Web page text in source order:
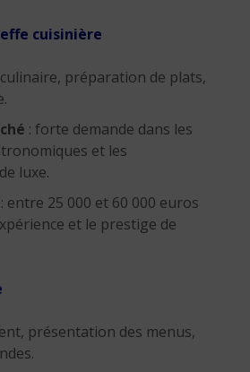
cuisinière
préparation de plats,
: forte demande dans les
et les
luxe.
: entre 25 000 et 60 000 euros
et le prestige de
présentation des menus,